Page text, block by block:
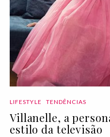
LIFESTYLE TENDÊNCIAS
Villanelle, a
estilo da televisão